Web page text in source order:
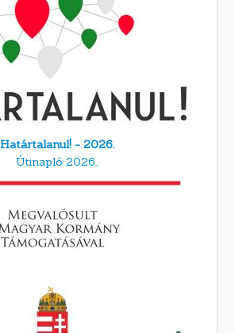
Határtalanul! - 2026.
Útinapló 2026.,